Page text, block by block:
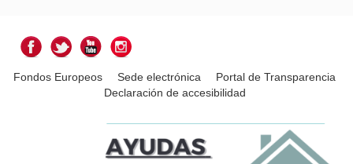
Fondos Europeos Sede electrónica
Portal de Transparencia
Declaración de accesibilidad